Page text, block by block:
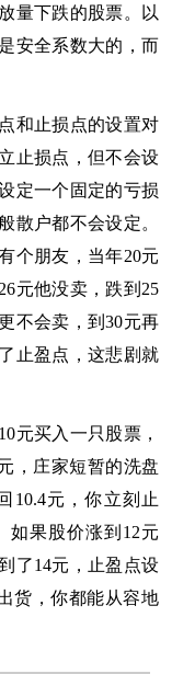
量下跌的股票。以
安全系数大的，而
和止损点的设置对
止损点，但不会设
定一个固定的亏损
散户都不会设定。
个朋友，当年20元
元他没卖，跌到25
不会卖，到30元再
止盈点，这悲剧就
买入一只股票，
， 庄家短暂的洗盘
10.4元，你立刻止
如果股价涨到12元
了14元，止盈点设
货，你都能从容地